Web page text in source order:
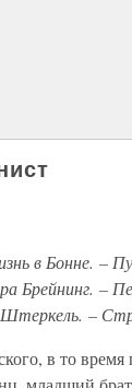
в Бонне. –
Брейнинг. –
–
в то